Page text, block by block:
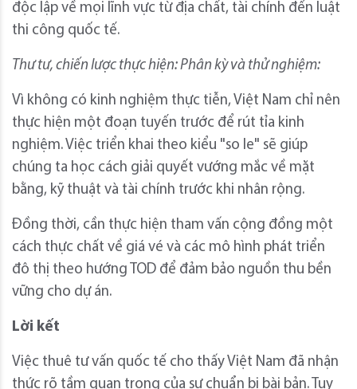
độc lập về mọi lĩnh vực từ địa chất, tài chính đến luật
thi công quốc tế.
Thư tư, chiến lược thực hiện: Phân kỳ và thử nghiệm:
Vì không có kinh nghiệm thực tiễn, Việt Nam chỉ nên
thực hiện một đoạn tuyến trước để rút tỉa kinh
nghiệm. Việc triển khai theo kiểu "so le" sẽ giúp
chúng ta học cách giải quyết vướng mắc về mặt
bằng, kỹ thuật và tài chính trước khi nhân rộng.
Đồng thời, cần thực hiện tham vấn cộng đồng một
cách thực chất về giá vé và các mô hình phát triển
đô thị theo hướng TOD để đảm bảo nguồn thu bền
vững cho dự án.
Lời kết
Việc thuê tư vấn quốc tế cho thấy Việt Nam đã nhận
thức rõ tầm quan trọng của sự chuẩn bị bài bản. Tuy